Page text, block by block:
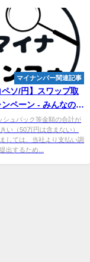
マイナンバー関連記事
ペソ/円】スワップ取
ンペーン - みんなの
シュバック等金額の合計が
い（50万円は含まない）
しては、当社より支払い調
出するため...